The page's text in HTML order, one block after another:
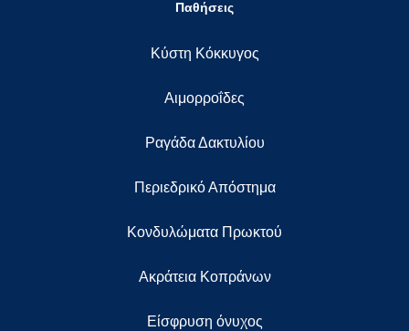
Παθήσεις
Κύστη Κόκκυγος
Αιμορροΐδες
Ραγάδα Δακτυλίου
Περιεδρικό Απόστημα
Κονδυλώματα Πρωκτού
Ακράτεια Κοπράνων
Eίσφρυση όνυχος